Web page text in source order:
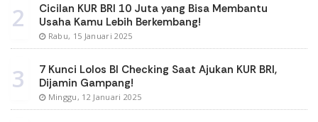
2
Cicilan KUR BRI 10 Juta yang Bisa Membantu
Usaha Kamu Lebih Berkembang!
Rabu, 15 Januari 2025
3
7 Kunci Lolos BI Checking Saat Ajukan KUR BRI,
Dijamin Gampang!
Minggu, 12 Januari 2025